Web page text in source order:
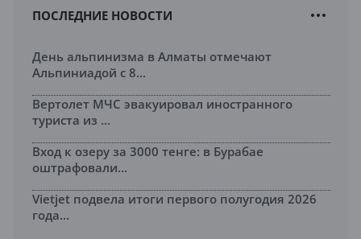
ПОСЛЕДНИЕ НОВОСТИ
День альпинизма в Алматы отмечают
Альпиниадой с 8...
Вертолет МЧС эвакуировал иностранного
туриста из ...
Вход к озеру за 3000 тенге: в Бурабае
оштрафовали...
Vietjet подвела итоги первого полугодия 2026
года...